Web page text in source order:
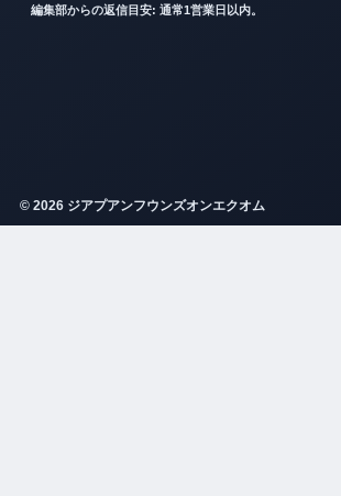
編集部からの返信目安: 通常1営業日以内。
© 2026 ジアプアンフウンズオンエクオム